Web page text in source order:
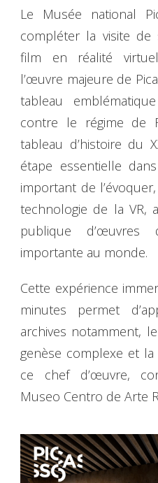
Le Musée national
compléter la visite
film en réalité
l’œuvre majeure de
tableau
contre le régime de
tableau d’histoire du
étape essentielle
important de
technologie de la VR,
publique
importante au monde.
Cette expérience
minutes permet
archives notamment,
genèse complexe et
ce chef d’œuvre,
Museo Centro de Arte